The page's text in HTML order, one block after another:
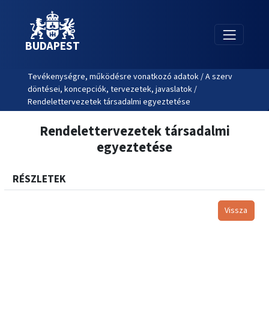
BUDAPEST
Tevékenységre, működésre vonatkozó adatok / A szerv
döntései, koncepciók, tervezetek, javaslatok /
Rendelettervezetek társadalmi egyeztetése
Rendelettervezetek társadalmi
egyeztetése
RÉSZLETEK
Vissza